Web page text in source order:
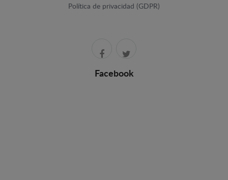
Política de privacidad (GDPR)
Facebook